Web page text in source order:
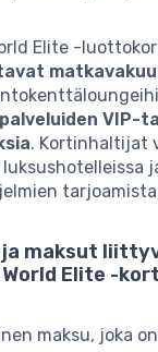
Elite -
VIP-
. Kortinhaltijat
ja maksut
Elite -
maksu, joka